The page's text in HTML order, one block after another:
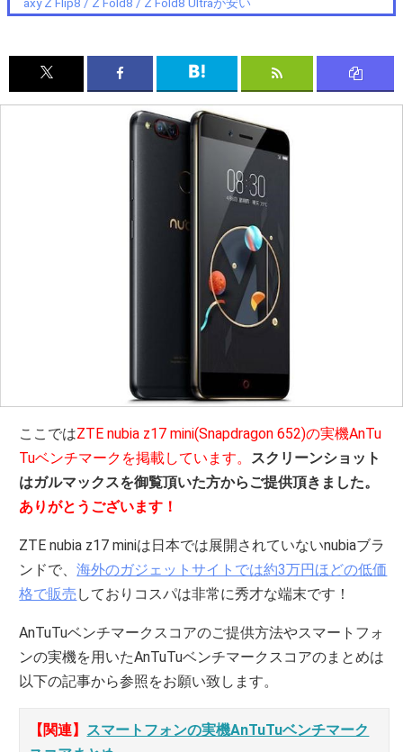
ここではZTE nubia z17 mini(Snapdragon 652)の実機AnTu
Tuベンチマークを掲載しています。 スクリーンショット
はガルマックスを御覧頂いた方からご提供頂きました。
ありがとうございます！
ZTE nubia z17 miniは日本では展開されていないnubiaブラ
ンドで、海外のガジェットサイトでは約3万円ほどの低価
格で販売 しておりコスパは非常に秀才な端末です！
AnTuTuベンチマークスコアのご提供方法やスマートフォ
ンの実機を用いたAnTuTuベンチマークスコアのまとめは
以下の記事から参照をお願い致します。
【関連】 スマートフォンの実機AnTuTuベンチマーク